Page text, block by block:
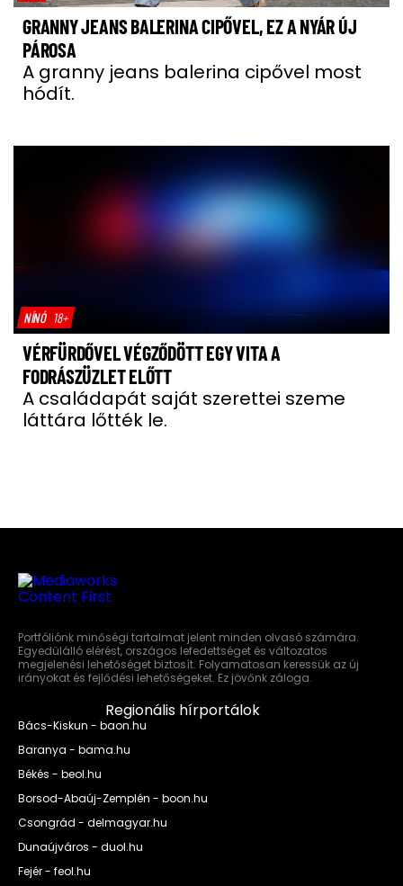
GRANNY JEANS BALERINA CIPŐVEL, EZ A NYÁR ÚJ
PÁROSA
A granny jeans balerina cipővel most
hódít.
NÍNÓ 18+
VÉRFÜRDŐVEL VÉGZŐDÖTT EGY VITA A
FODRÁSZÜZLET ELŐTT
A családapát saját szerettei szeme
láttára lőtték le.
Portfóliónk minőségi tartalmat jelent minden olvasó számára.
Egyedülálló elérést, országos lefedettséget és változatos
megjelenési lehetőséget biztosít. Folyamatosan keressük az új
irányokat és fejlődési lehetőségeket. Ez jövőnk záloga.
Regionális hírportálok
Bács-Kiskun - baon.hu
Baranya - bama.hu
Békés - beol.hu
Borsod-Abaúj-Zemplén - boon.hu
Csongrád - delmagyar.hu
Dunaújváros - duol.hu
Fejér - feol.hu